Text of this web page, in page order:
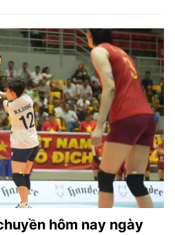
hôm nay ngày